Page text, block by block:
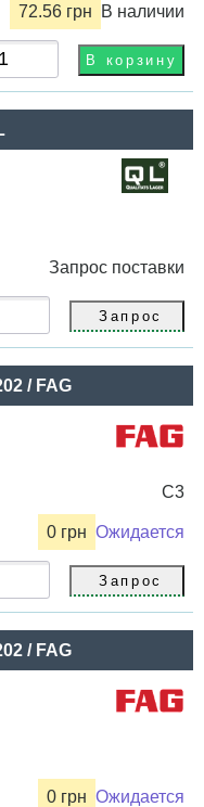
72.56 грн В наличии
Запрос поставки
/ FAG
C3
0 грн Ожидается
/ FAG
0 грн Ожидается